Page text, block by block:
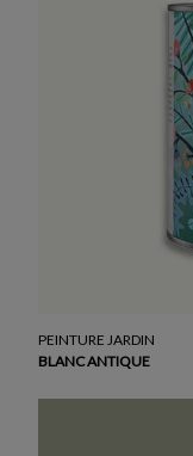
PEINTURE JARDIN
BLANC ANTIQUE